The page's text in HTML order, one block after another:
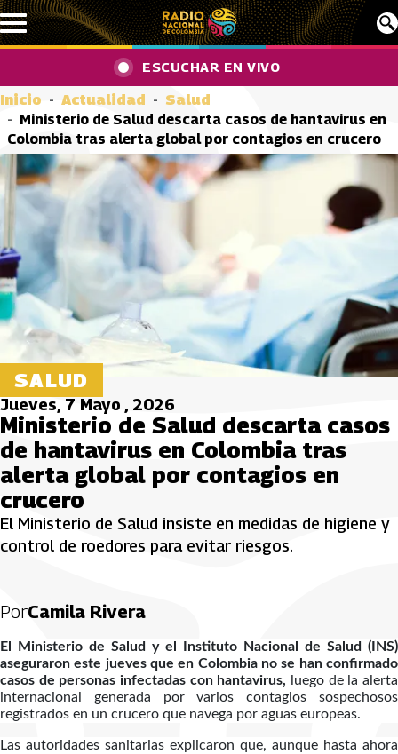
Pasar al contenido principal
ESCUCHAR EN VIVO
Inicio Actualidad
Salud
Ministerio de Salud descarta casos de hantavirus en
Colombia tras alerta global por contagios en crucero
SALUD
Jueves, 7 Mayo , 2026
Ministerio de Salud descarta casos
de hantavirus en Colombia tras
alerta global por contagios en
crucero
El Ministerio de Salud insiste en medidas de higiene y
control de roedores para evitar riesgos.
PorCamila Rivera
El Ministerio de Salud y el Instituto Nacional de Salud (INS)
aseguraron este jueves que en Colombia no se han confirmado
casos de personas infectadas con hantavirus, luego de la alerta
internacional generada por varios contagios sospechosos
registrados en un crucero que navega por aguas europeas.
Las autoridades sanitarias explicaron que, aunque hasta ahora